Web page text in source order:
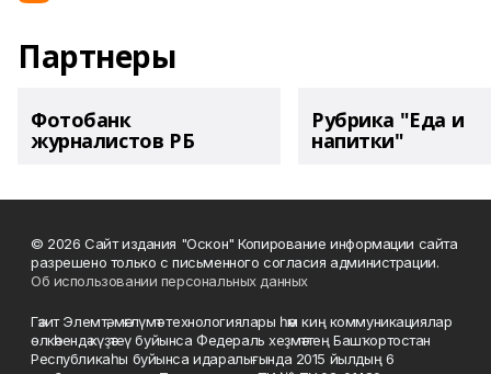
Партнеры
Фотобанк
журналистов РБ
Рубрика "Еда и
напитки"
© 2026 Сайт издания "Оскон" Копирование информации сайта
разрешено только с письменного согласия администрации.
Об использовании персональных данных
Гәзит Элемтә, мәғлүмәт технологиялары һәм киң коммуникациялар
өлкәһендә күҙәтеү буйынса Федераль хеҙмәттең Башҡортостан
Республикаһы буйынса идаралығында 2015 йылдың 6